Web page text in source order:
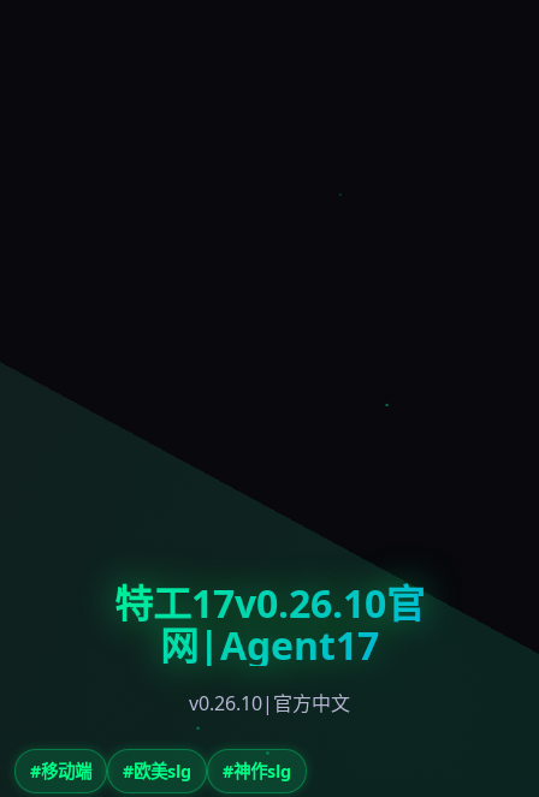
特工17v0.26.10官
网|Agent17
v0.26.10|官方中文
#移动端 #欧美slg #神作slg